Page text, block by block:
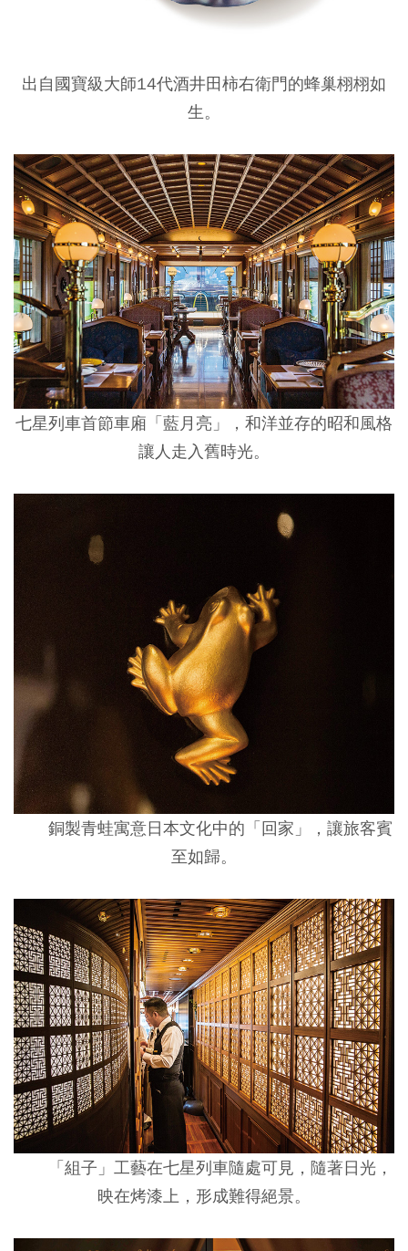
出自國寶級大師14代酒井田柿右衛門的蜂巢栩栩如
生。
七星列車首節車廂「藍月亮」，和洋並存的昭和風格
讓人走入舊時光。
銅製青蛙寓意日本文化中的「回家」，讓旅客賓
至如歸。
「組子」工藝在七星列車隨處可見，隨著日光，
映在烤漆上，形成難得絕景。